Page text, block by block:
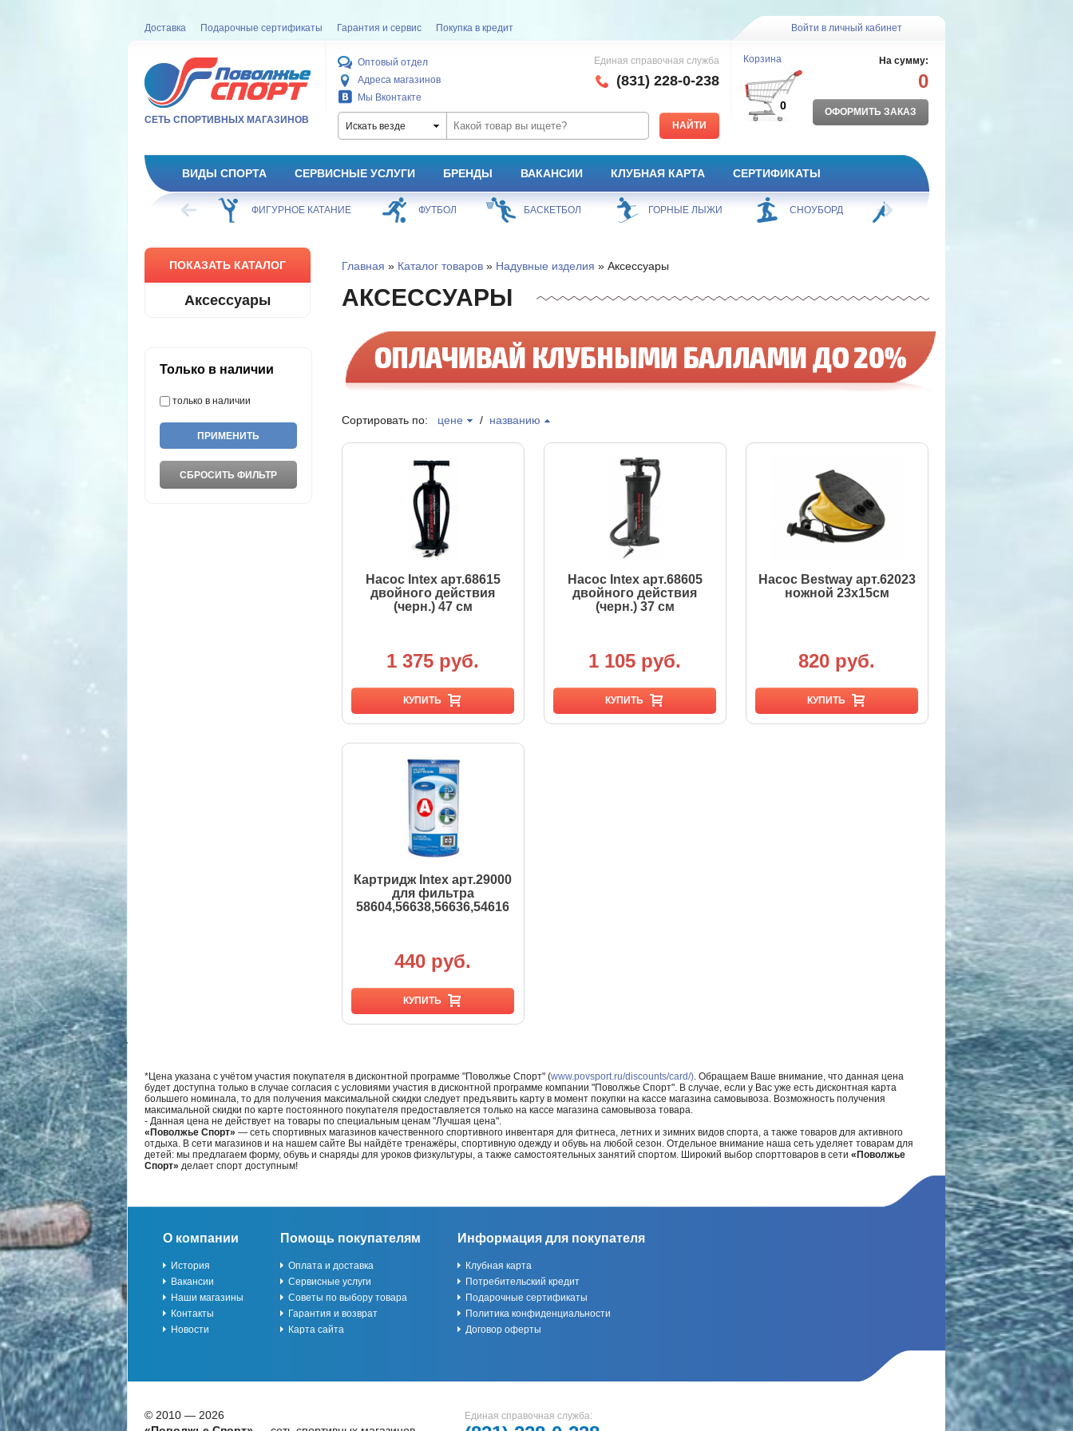
Доставка Подарочные сертификаты Гарантия и сервис Покупка в кредит Войти в личный кабинет
СЕТЬ СПОРТИВНЫХ МАГАЗИНОВ
Оптовый отдел
Адреса магазинов
Мы Вконтакте
Единая справочная служба
(831) 228-0-238
Искать везде
Корзина
0
На сумму:
0
ОФОРМИТЬ ЗАКАЗ
ВИДЫ СПОРТА СЕРВИСНЫЕ УСЛУГИ БРЕНДЫ ВАКАНСИИ КЛУБНАЯ КАРТА СЕРТИФИКАТЫ
ХОККЕЙ ФИГУРНОЕ КАТАНИЕ ФУТБОЛ БАСКЕТБОЛ ГОРНЫЕ ЛЫЖИ СНОУБОРД
ПОКАЗАТЬ КАТАЛОГ
Аксессуары
Только в наличии
только в наличии
Главная » Каталог товаров» Надувные изделия » Аксессуары
АКСЕССУАРЫ
Сортировать по: цене / названию
Насос Intex арт.68615
двойного действия
(черн.) 47 см
1 375 руб.
КУПИТЬ
Насос Intex арт.68605
двойного действия
(черн.) 37 см
1 105 руб.
КУПИТЬ
Насос Bestway арт.62023
ножной 23х15см
820 руб.
КУПИТЬ
Картридж Intex арт.29000
для фильтра
58604,56638,56636,54616
440 руб.
КУПИТЬ
*Цена указана с учётом участия покупателя в дисконтной программе "Поволжье Спорт" (www.povsport.ru/discounts/card/). Обращаем Ваше внимание, что данная цена
будет доступна только в случае согласия с условиями участия в дисконтной программе компании "Поволжье Спорт". В случае, если у Вас уже есть дисконтная карта
большего номинала, то для получения максимальной скидки следует предъявить карту в момент покупки на кассе магазина самовывоза. Возможность получения
максимальной скидки по карте постоянного покупателя предоставляется только на кассе магазина самовывоза товара.
- Данная цена не действует на товары по специальным ценам "Лучшая цена".
«Поволжье Спорт» — сеть спортивных магазинов качественного спортивного инвентаря для фитнеса, летних и зимних видов спорта, а также товаров для активного
отдыха. В сети магазинов и на нашем сайте Вы найдёте тренажёры, спортивную одежду и обувь на любой сезон. Отдельное внимание наша сеть уделяет товарам для
детей: мы предлагаем форму, обувь и снаряды для уроков физкультуры, а также самостоятельных занятий спортом. Широкий выбор спорттоваров в сети «Поволжье
Спорт» делает спорт доступным!
О компании
История
Вакансии
Наши магазины
Контакты
Новости
Помощь покупателям
Оплата и доставка
Сервисные услуги
Советы по выбору товара
Гарантия и возврат
Карта сайта
Информация для покупателя
Клубная карта
Потребительский кредит
Подарочные сертификаты
Политика конфиденциальности
Договор оферты
© 2010 — 2026
Единая справочная служба: